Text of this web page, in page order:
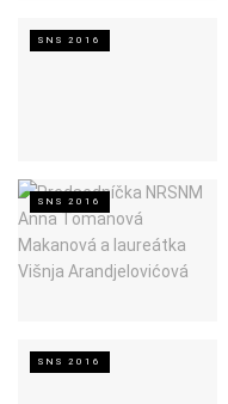
SNS 2016
SNS 2016
SNS 2016